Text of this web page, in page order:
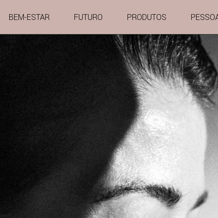
BEM-ESTAR FUTURO PRODUTOS